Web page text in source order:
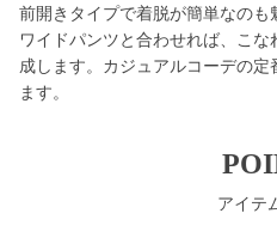
前開きタイプで着脱が簡単なのも
ワイドパンツと合わせれば、こ
成します。カジュアルコーデの定
ます。
アイテ